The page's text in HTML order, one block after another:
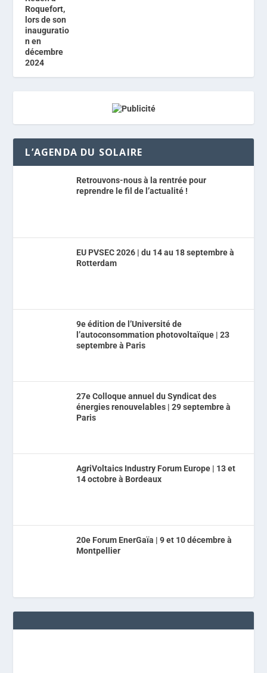
L’AGENDA DU SOLAIRE
Retrouvons-nous à la rentrée pour
reprendre le fil de l’actualité !
EU PVSEC 2026 | du 14 au 18 septembre à
Rotterdam
9e édition de l’Université de
l’autoconsommation photovoltaïque | 23
septembre à Paris
27e Colloque annuel du Syndicat des
énergies renouvelables | 29 septembre à
Paris
AgriVoltaics Industry Forum Europe | 13 et
14 octobre à Bordeaux
20e Forum EnerGaïa | 9 et 10 décembre à
Montpellier